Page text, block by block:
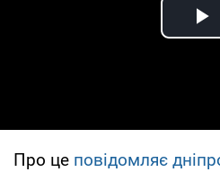
Про це повідомляє